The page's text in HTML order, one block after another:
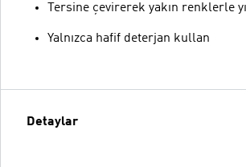
Tersine çevirerek yakın renklerle
Yalnızca hafif deterjan kullan
Detaylar